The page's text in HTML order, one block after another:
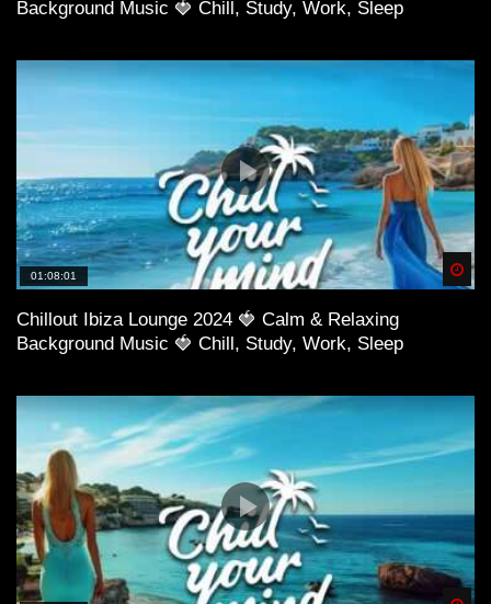
Background Music 🍓 Chill, Study, Work, Sleep
01:08:01
Chillout Ibiza Lounge 2024 🍓 Calm & Relaxing
Background Music 🍓 Chill, Study, Work, Sleep